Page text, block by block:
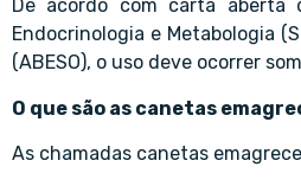
De acordo com carta aberta
Endocrinologia e Metabologia
(ABESO), o uso deve ocorrer
O que são as canetas
As chamadas canetas